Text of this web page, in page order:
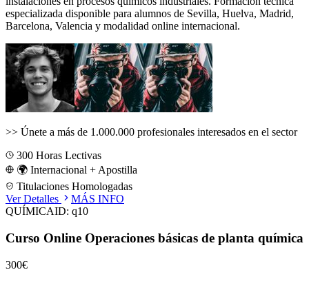
especializada disponible para alumnos de Sevilla, Huelva, Madrid,
Barcelona, Valencia y modalidad online internacional.
>> Únete a más de 1.000.000 profesionales interesados en el sector
300 Horas Lectivas
🌍 Internacional + Apostilla
Titulaciones Homologadas
Ver Detalles
MÁS INFO
QUÍMICAID: q10
Curso Online Operaciones básicas de planta química
300€